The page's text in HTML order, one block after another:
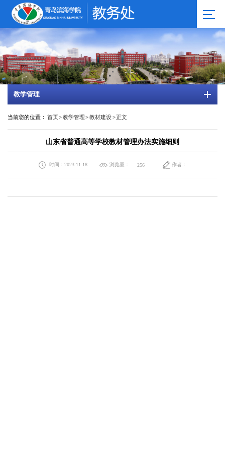
教学管理
当前您的位置： 首页>教学管理>教材建设>正文
山东省普通高等学校教材管理办法实施细则
时间：2023-11-18 浏览量： 256 作者：